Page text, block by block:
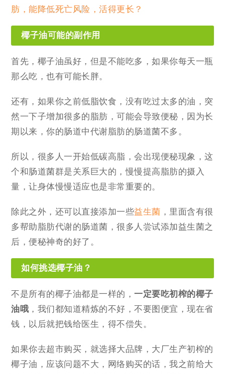
肪，能降低死亡风险，活得更长？
椰子油可能的副作用
首先，椰子油虽好，但是不能吃多，如果你每天一瓶
那么吃，也有可能长胖。
还有，如果你之前低脂饮食，没有吃过太多的油，突
然一下子增加很多的脂肪，可能会导致便秘，因为长
期以来，你的肠道中代谢脂肪的肠道菌不多。
所以，很多人一开始低碳高脂，会出现便秘现象，这
个和肠道菌群是关系巨大的，慢慢提高脂肪的摄入
量，让身体慢慢适应也是非常重要的。
除此之外，还可以直接添加一些益生菌 ，里面含有很
多帮助脂肪代谢的肠道菌，很多人尝试添加益生菌之
后，便秘神奇的好了。
如何挑选椰子油？
不是所有的椰子油都是一样的，一定要吃初榨的椰子
油哦 ，我们都知道精炼的不好，不要图便宜，现在省
钱，以后就把钱给医生，得不偿失。
如果你去超市购买，就选择大品牌，大厂生产初榨的
椰子油，应该问题不大，网络购买的话，我之前给大